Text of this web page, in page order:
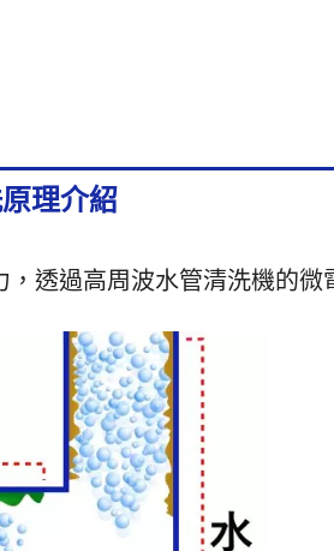
壞建築物結構。 不使用臭
學藥劑，無殘留疑慮。
清洗機功能展示影音 水
項目 專業水管清洗機規
02) 110V 電壓 主機重量
黑色航空箱) 單人即可輕鬆
力 最大使用壓力 1.4 mpa
保輸出壓力 遙控距離 水
30 - 150 公尺 高穿透力遙
障礙 清洗模式 1. 水槌衝擊
3. 螺旋波清洗 微電腦控制
W265/B365/H360 (mm) 輕
用環境 住宅／工廠／醫院
/ 工廠機台 多家科學園區
標準配備 日本 HITACHI
、高壓氣管3條、添加藥
用 外箱 黑色航空箱 不怕
量
管
腫
理介紹
透過高周波水管清洗機的微